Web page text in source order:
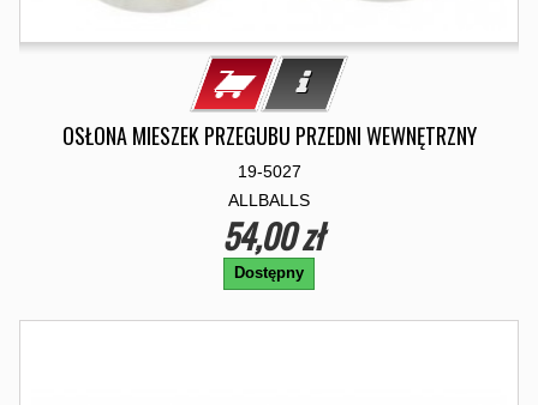
OSŁONA MIESZEK PRZEGUBU PRZEDNI WEWNĘTRZNY
19-5027
ALLBALLS
54,00 zł
Dostępny